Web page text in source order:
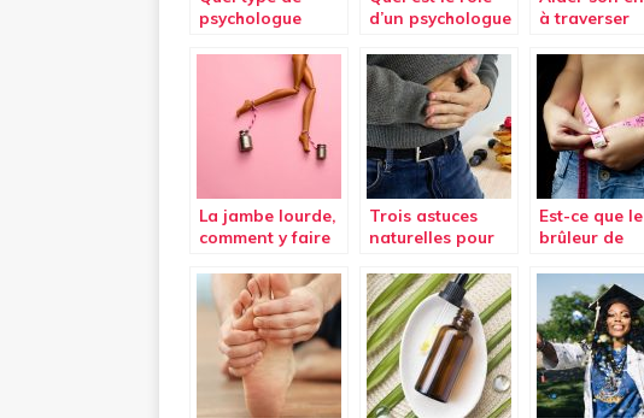
psychologue
d’un psychologue
à traverser
La jambe lourde,
comment y faire
Trois astuces
naturelles pour
constipation
Est-ce que le
brûleur de
est efficace
maigrir ?